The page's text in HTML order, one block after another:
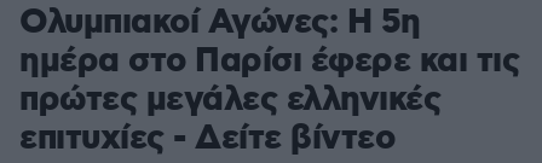
Ολυμπιακοί Αγώνες: Η 5η
ημέρα στο Παρίσι έφερε και τις
πρώτες μεγάλες ελληνικές
επιτυχίες - Δείτε βίντεο